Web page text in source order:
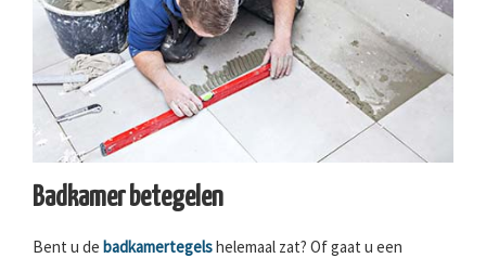
Badkamer betegelen
Bent u de badkamertegelshelemaal zat? Of gaat u een